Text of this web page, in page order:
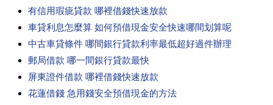
有信用瑕疵貸款 哪裡借錢快速放款
車貸利息怎麼算 如何預借現金安全快速哪間划算呢
中古車貸條件 哪間銀行貸款利率最低超好過件辦理
郵局借款 哪一間銀行貸款最快
屏東證件借款 哪裡借錢快速放款
花蓮借錢 急用錢安全預借現金的方法